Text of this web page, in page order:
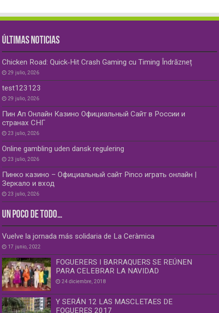
ÚLTIMAS NOTICIAS
Chicken Road: Quick‑Hit Crash Gaming cu Timing Îndrăzneț
29 julio, 2026
test123123
29 julio, 2026
Пин Ап Онлайн Казино Официальный Сайт в России и
странах СНГ
23 julio, 2026
Online gambling uden dansk regulering
23 julio, 2026
Пинко казино – Официальный сайт Pinco играть онлайн |
Зеркало и вход
23 julio, 2026
UN POCO DE TODO…
Vuelve la jornada más solidaria de La Ceràmica
17 junio, 2022
FOGUERERS I BARRAQUERS SE REÚNEN
PARA CELEBRAR LA NAVIDAD
24 diciembre, 2018
Y SERÁN 12 LAS MASCLETAES DE
FOGUERES 2017